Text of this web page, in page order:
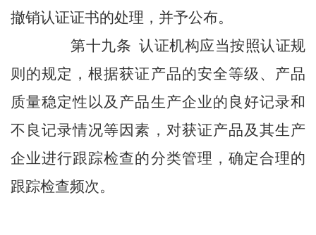
撤销认证证书的处理，并予公布。
第十九条 认证机构应当按照认证规
则的规定，根据获证产品的安全等级、产品
质量稳定性以及产品生产企业的良好记录和
不良记录情况等因素，对获证产品及其生产
企业进行跟踪检查的分类管理，确定合理的
跟踪检查频次。